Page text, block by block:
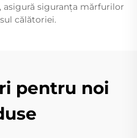
asigură siguranța mărfurilor
călătoriei.
pentru noi